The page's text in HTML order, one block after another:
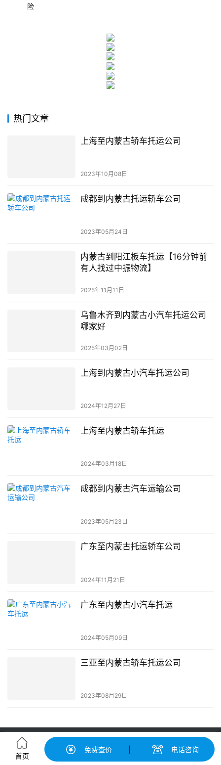
险
热门文章
上海至内蒙古轿车托运公司
2023年10月08日
成都到内蒙古托运轿车公司
2023年05月24日
内蒙古到阳江板车托运【16分钟前
有人找过中振物流】
2025年11月11日
乌鲁木齐到内蒙古小汽车托运公司
哪家好
2025年03月02日
上海到内蒙古小汽车托运公司
2024年12月27日
上海至内蒙古轿车托运
2024年03月18日
成都到内蒙古汽车运输公司
2023年05月23日
广东至内蒙古托运轿车公司
2024年11月21日
广东至内蒙古小汽车托运
2024年05月09日
三亚至内蒙古轿车托运公司
2023年08月29日
轿车托运-汽车托运价格|收费标准查询-中振汽车托运物流平台
粤ICP备19056193号-3© 广州中振物流有限公司 版权所有
首页
免费查价 电话咨询